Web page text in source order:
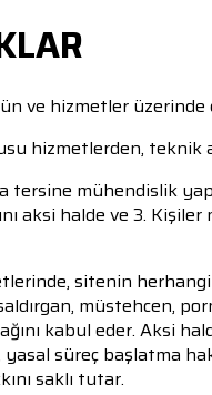
ve hizmetler üzerinde
hizmetlerden, teknik
tersine mühendislik
aksi halde ve 3.
sitenin
saldırgan, müstehcen,
kabul eder. Aksi
süreç başlatma
saklı tutar.